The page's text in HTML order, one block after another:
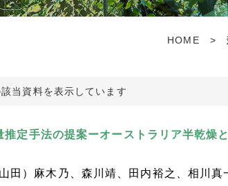
HOME >
当資料を表示しています
推定手法の提案ーオーストラリア半乾燥
田）麻木乃 森川靖 田内裕之 相川真